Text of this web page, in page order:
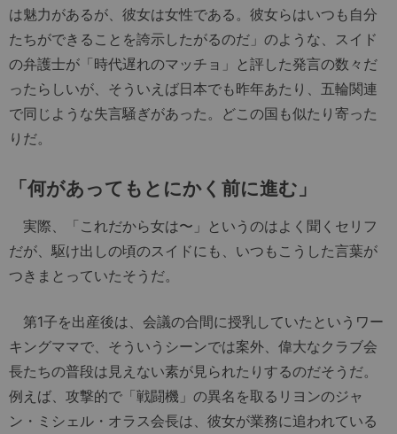
は魅力があるが、彼女は女性である。彼女らはいつも自分
たちができることを誇示したがるのだ」のような、スイド
の弁護士が「時代遅れのマッチョ」と評した発言の数々だ
ったらしいが、そういえば日本でも昨年あたり、五輪関連
で同じような失言騒ぎがあった。どこの国も似たり寄った
りだ。
「何があってもとにかく前に進む」
実際、「これだから女は〜」というのはよく聞くセリフ
だが、駆け出しの頃のスイドにも、いつもこうした言葉が
つきまとっていたそうだ。
第1子を出産後は、会議の合間に授乳していたというワー
キングママで、そういうシーンでは案外、偉大なクラブ会
長たちの普段は見えない素が見られたりするのだそうだ。
例えば、攻撃的で「戦闘機」の異名を取るリヨンのジャ
ン・ミシェル・オラス会長は、彼女が業務に追われている